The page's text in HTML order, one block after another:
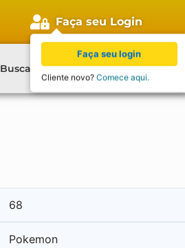
Faça seu Login
Buscar Cartas Blog Contato
68
Pokemon
Faça seu login
Cliente novo? Comece aqui.